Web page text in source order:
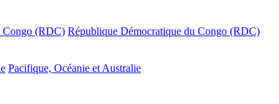
Congo (RDC) République Démocratique du Congo (RDC)
Pacifique, Océanie et Australie